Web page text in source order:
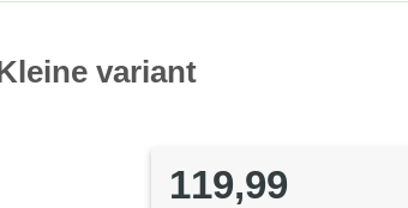
variant
119,99